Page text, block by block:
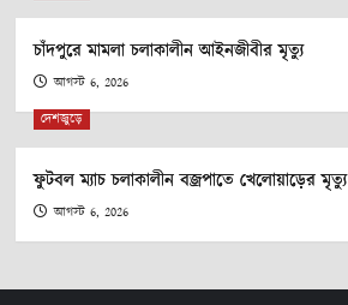
চাঁদপুরে মামলা চলাকালীন আইনজীবীর মৃত্যু
আগস্ট 6, 2026
দেশজুড়ে
ফুটবল ম্যাচ চলাকালীন বজ্রপাতে খেলোয়াড়ের মৃত্যু
আগস্ট 6, 2026